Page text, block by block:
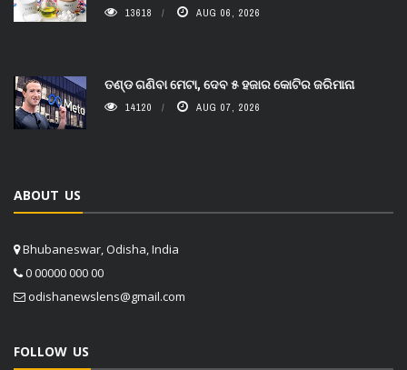
13618 AUG 06, 2026
ତଣ୍ଡ ଗଣିବା ମେଟା, ଦେବ ୫ ହଜାର କୋଟିର ଜରିମାନା
14120 AUG 07, 2026
ABOUT US
Bhubaneswar, Odisha, India
0 00000 000 00
odishanewslens@gmail.com
FOLLOW US